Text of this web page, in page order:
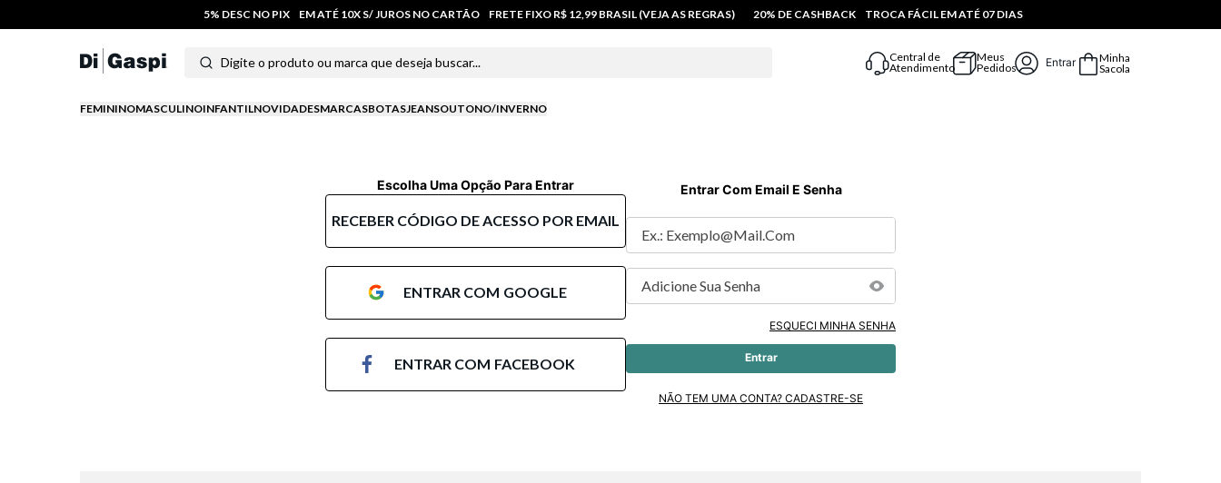
5% DESC NO PIX EM ATÉ 10X S/ JUROS NO CARTÃO FRETE FIXO R$ 12,99 BRASIL (VEJA AS REGRAS) 20% DE CASHBACK TROCA FÁCIL EM ATÉ 07 DIAS
Digite o produto ou marca que deseja buscar...
Central de
Atendimento
Meus
Pedidos
Entrar
Minha
Sacola
FEMININOMASCULINOINFANTILNOVIDADESMARCASBOTASJEANSOUTONO/INVERNO
Escolha Uma Opção Para Entrar
RECEBER CÓDIGO DE ACESSO POR EMAIL
ENTRAR COM GOOGLE
ENTRAR COM FACEBOOK
Entrar Com Email E Senha
ESQUECI MINHA SENHA
Entrar
NÃO TEM UMA CONTA? CADASTRE-SE